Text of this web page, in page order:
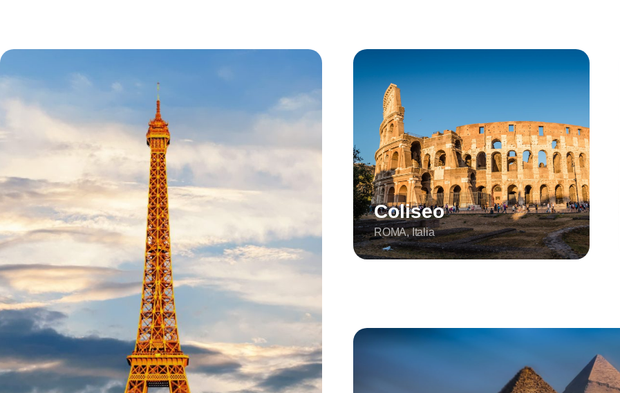
Coliseo
ROMA, Italia